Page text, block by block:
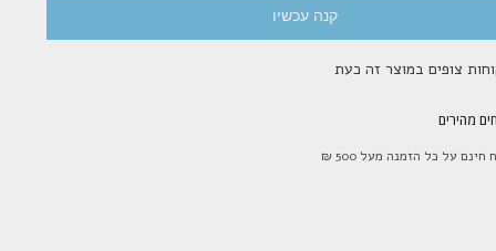
קנה עכשיו
מהירים
על כל הזמנה מעל 500 ₪